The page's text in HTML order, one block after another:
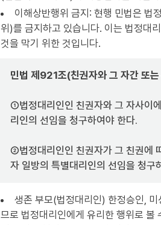
이해상반행위 금지: 현행 민법은 법
위)를 금지하고 있습니다. 이는 법정대
것을 막기 위한 것입니다.
민법 제921조(친권자와 그 자간 또
①법정대리인인 친권자와 그 자사이
리인의 선임을 청구하여야 한다.
②법정대리인인 친권자가 그 친권에
자 일방의 특별대리인의 선임을 청구
생존 부모(법정대리인) 한정승인,
므로 법정대리인에게 유리한 행위로 볼